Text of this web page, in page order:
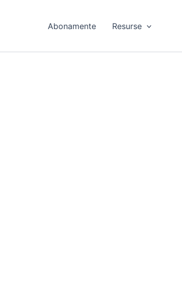
Abonamente Resurse